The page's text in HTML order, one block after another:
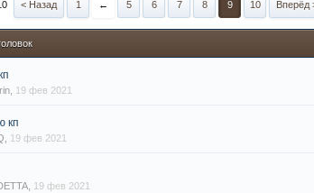
< Назад 1 ← 5 6 7 8 9 10 Вперёд
19 фев 2021
кп
19 фев 2021
19 фев 2021